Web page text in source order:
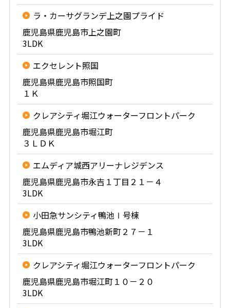
ラ・カーサグランデ上之園プライド
鹿児島県鹿児島市上之園町
3LDK
エクセレント照国
鹿児島県鹿児島市照国町
１Ｋ
クレアシティ堀江ウォーターフロントパーク
鹿児島県鹿児島市堀江町
３ＬＤＫ
エムディア城西アリーナレジデンス
鹿児島県鹿児島市永吉１丁目２１－４
3LDK
小田急サンシティ鴨池Ⅰ号棟
鹿児島県鹿児島市鴨池新町２７－１
3LDK
クレアシティ堀江ウォーターフロントパーク
鹿児島県鹿児島市堀江町１０－２０
3LDK